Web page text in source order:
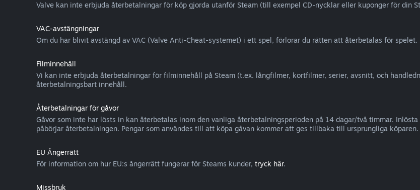
Valve kan inte erbjuda återbetalningar för köp gjorda utanför Steam (till exempel CD-nycklar eller kuponger för din
VAC-avstängningar
Om du har blivit avstängd av VAC (Valve Anti-Cheat-systemet) i ett spel, förlorar du rätten att återbetalas för spelet.
Filminnehåll
Vi kan inte erbjuda återbetalningar för filminnehåll på Steam (t.ex. långfilmer, kortfilmer, serier, avsnitt, och
återbetalningsbart innehåll.
Återbetalningar för gåvor
Gåvor som inte har lösts in kan återbetalas inom den vanliga återbetalningsperioden på 14 dagar/två timmar.
påbörjar återbetalningen. Pengar som användes till att köpa gåvan kommer att ges tillbaka till ursprungliga köparen.
EU Ångerrätt
För information om hur EU:s ångerrätt fungerar för Steams kunder, tryck här.
Missbruk